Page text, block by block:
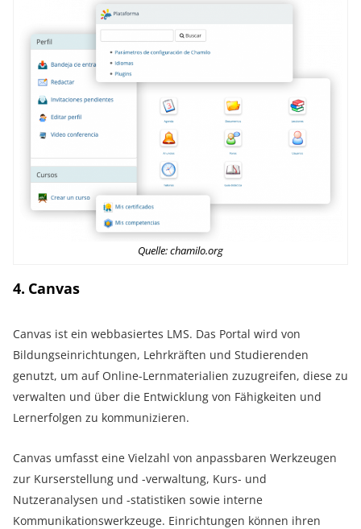
Quelle: chamilo.org
4. Canvas
Canvas ist ein webbasiertes LMS. Das Portal wird von
Bildungseinrichtungen, Lehrkräften und Studierenden
genutzt, um auf Online-Lernmaterialien zuzugreifen, diese zu
verwalten und über die Entwicklung von Fähigkeiten und
Lernerfolgen zu kommunizieren.
Canvas umfasst eine Vielzahl von anpassbaren Werkzeugen
zur Kurserstellung und -verwaltung, Kurs- und
Nutzeranalysen und -statistiken sowie interne
Kommunikationswerkzeuge. Einrichtungen können ihren